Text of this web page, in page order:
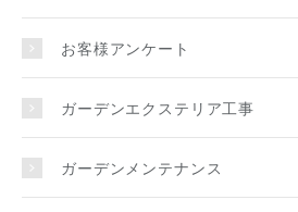
お客様アンケート
ガーデンエクステリア工事
ガーデンメンテナンス